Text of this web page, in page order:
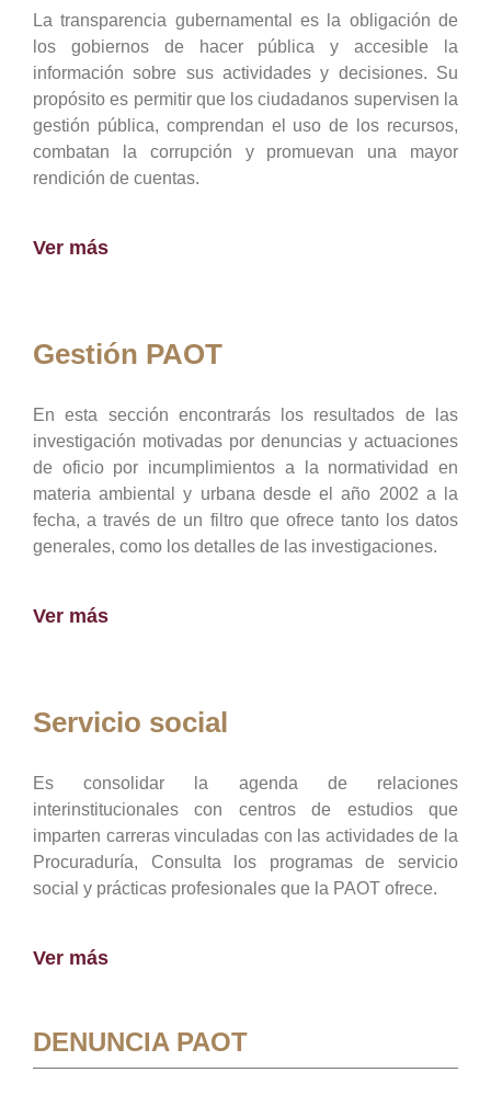
La transparencia gubernamental es la obligación de
los gobiernos de hacer pública y accesible la
información sobre sus actividades y decisiones. Su
propósito es permitir que los ciudadanos supervisen la
gestión pública, comprendan el uso de los recursos,
combatan la corrupción y promuevan una mayor
rendición de cuentas.
Ver más
Gestión PAOT
En esta sección encontrarás los resultados de las
investigación motivadas por denuncias y actuaciones
de oficio por incumplimientos a la normatividad en
materia ambiental y urbana desde el año 2002 a la
fecha, a través de un filtro que ofrece tanto los datos
generales, como los detalles de las investigaciones.
Ver más
Servicio social
Es consolidar la agenda de relaciones
interinstitucionales con centros de estudios que
imparten carreras vinculadas con las actividades de la
Procuraduría, Consulta los programas de servicio
social y prácticas profesionales que la PAOT ofrece.
Ver más
DENUNCIA PAOT